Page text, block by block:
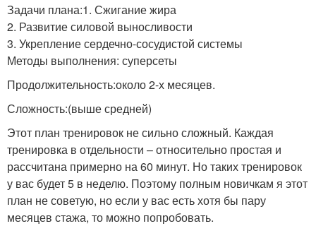
Задачи плана:1. Сжигание жира
2. Развитие силовой выносливости
3. Укрепление сердечно-сосудистой системы
Методы выполнения: суперсеты
Продолжительность:около 2-х месяцев.
Сложность:(выше средней)
Этот план тренировок не сильно сложный. Каждая
тренировка в отдельности – относительно простая и
рассчитана примерно на 60 минут. Но таких тренировок
у вас будет 5 в неделю. Поэтому полным новичкам я этот
план не советую, но если у вас есть хотя бы пару
месяцев стажа, то можно попробовать.